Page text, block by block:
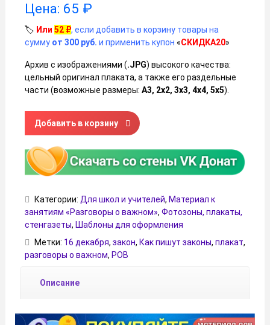
Цена: 65 ₽
🏷️ Или 52 ₽, если добавить в корзину товары на
сумму от 300 руб. и применить купон «СКИДКА20»
Архив с изображениями (.JPG) высокого качества:
цельный оригинал плаката, а также его раздельные
части (возможные размеры: А3, 2х2, 3х3, 4х4, 5х5).
Количество товара Плакат «Как пишут законы?»
Добавить в корзину
Категории: Для школ и учителей, Материал к
занятиям «Разговоры о важном», Фотозоны, плакаты,
стенгазеты, Шаблоны для оформления
Метки: 16 декабря, закон, Как пишут законы, плакат,
разговоры о важном, РОВ
Описание